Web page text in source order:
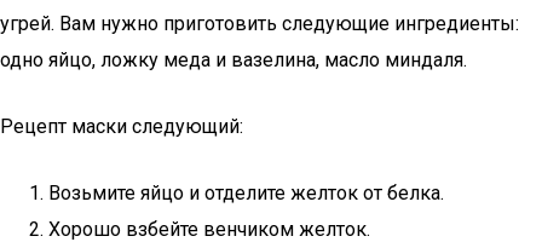
угрей. Вам нужно приготовить следующие ингредиенты:
одно яйцо, ложку меда и вазелина, масло миндаля.
Рецепт маски следующий:
Возьмите яйцо и отделите желток от белка.
Хорошо взбейте венчиком желток.